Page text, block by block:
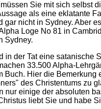
Sie mit sich selbst
als eine eklatante
gar nicht in Sydney. Aber
Loge No 81 in
Sydney.
in der Tat eine satanische
33.500 Alpha-
Buch. Hier die
des Christentums zu
nur einige der absoluten
liebt Sie und habe